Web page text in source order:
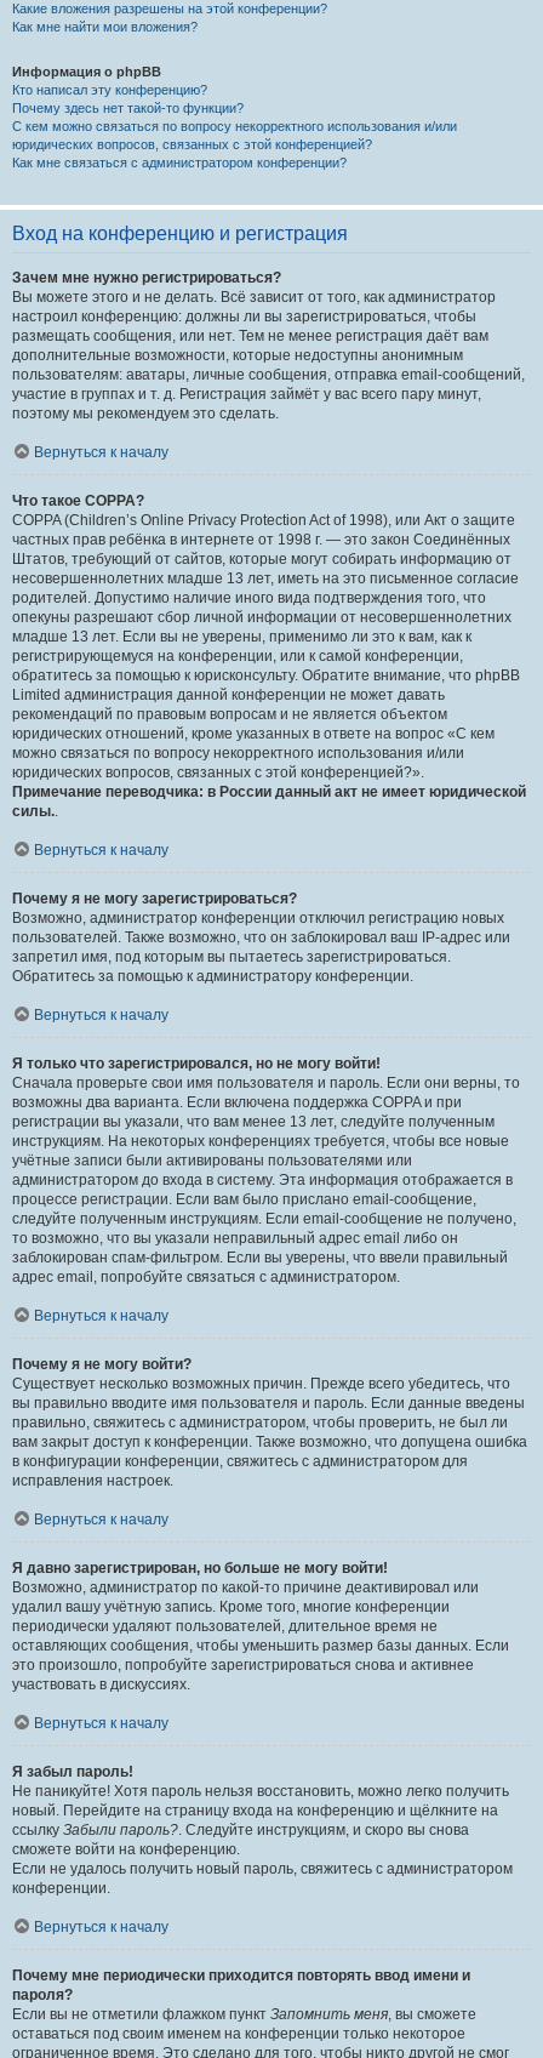
Какие вложения разрешены на этой конференции?
Как мне найти мои вложения?
Информация о phpBB
Кто написал эту конференцию?
Почему здесь нет такой-то функции?
С кем можно связаться по вопросу некорректного использования и/или
юридических вопросов, связанных с этой конференцией?
Как мне связаться с администратором конференции?
Вход на конференцию и регистрация
Зачем мне нужно регистрироваться?
Вы можете этого и не делать. Всё зависит от того, как администратор
настроил конференцию: должны ли вы зарегистрироваться, чтобы
размещать сообщения, или нет. Тем не менее регистрация даёт вам
дополнительные возможности, которые недоступны анонимным
пользователям: аватары, личные сообщения, отправка email-сообщений,
участие в группах и т. д. Регистрация займёт у вас всего пару минут,
поэтому мы рекомендуем это сделать.
Вернуться к началу
Что такое COPPA?
COPPA (Children’s Online Privacy Protection Act of 1998), или Акт о защите
частных прав ребёнка в интернете от 1998 г. — это закон Соединённых
Штатов, требующий от сайтов, которые могут собирать информацию от
несовершеннолетних младше 13 лет, иметь на это письменное согласие
родителей. Допустимо наличие иного вида подтверждения того, что
опекуны разрешают сбор личной информации от несовершеннолетних
младше 13 лет. Если вы не уверены, применимо ли это к вам, как к
регистрирующемуся на конференции, или к самой конференции,
обратитесь за помощью к юрисконсульту. Обратите внимание, что phpBB
Limited администрация данной конференции не может давать
рекомендаций по правовым вопросам и не является объектом
юридических отношений, кроме указанных в ответе на вопрос «С кем
можно связаться по вопросу некорректного использования и/или
юридических вопросов, связанных с этой конференцией?».
Примечание переводчика: в России данный акт не имеет юридической
силы..
Вернуться к началу
Почему я не могу зарегистрироваться?
Возможно, администратор конференции отключил регистрацию новых
пользователей. Также возможно, что он заблокировал ваш IP-адрес или
запретил имя, под которым вы пытаетесь зарегистрироваться.
Обратитесь за помощью к администратору конференции.
Вернуться к началу
Я только что зарегистрировался, но не могу войти!
Сначала проверьте свои имя пользователя и пароль. Если они верны, то
возможны два варианта. Если включена поддержка COPPA и при
регистрации вы указали, что вам менее 13 лет, следуйте полученным
инструкциям. На некоторых конференциях требуется, чтобы все новые
учётные записи были активированы пользователями или
администратором до входа в систему. Эта информация отображается в
процессе регистрации. Если вам было прислано email-сообщение,
следуйте полученным инструкциям. Если email-сообщение не получено,
то возможно, что вы указали неправильный адрес email либо он
заблокирован спам-фильтром. Если вы уверены, что ввели правильный
адрес email, попробуйте связаться с администратором.
Вернуться к началу
Почему я не могу войти?
Существует несколько возможных причин. Прежде всего убедитесь, что
вы правильно вводите имя пользователя и пароль. Если данные введены
правильно, свяжитесь с администратором, чтобы проверить, не был ли
вам закрыт доступ к конференции. Также возможно, что допущена ошибка
в конфигурации конференции, свяжитесь с администратором для
исправления настроек.
Вернуться к началу
Я давно зарегистрирован, но больше не могу войти!
Возможно, администратор по какой-то причине деактивировал или
удалил вашу учётную запись. Кроме того, многие конференции
периодически удаляют пользователей, длительное время не
оставляющих сообщения, чтобы уменьшить размер базы данных. Если
это произошло, попробуйте зарегистрироваться снова и активнее
участвовать в дискуссиях.
Вернуться к началу
Я забыл пароль!
Не паникуйте! Хотя пароль нельзя восстановить, можно легко получить
новый. Перейдите на страницу входа на конференцию и щёлкните на
ссылку Забыли пароль?. Следуйте инструкциям, и скоро вы снова
сможете войти на конференцию.
Если не удалось получить новый пароль, свяжитесь с администратором
конференции.
Вернуться к началу
Почему мне периодически приходится повторять ввод имени и
пароля?
Если вы не отметили флажком пункт Запомнить меня, вы сможете
оставаться под своим именем на конференции только некоторое
ограниченное время. Это сделано для того, чтобы никто другой не смог